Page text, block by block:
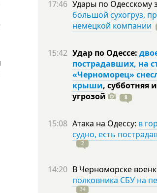
17:46 Удары по Одесскому
большой сухогруз,
немецкой компании
15:42 Удар по Одессе:
пострадавших, на
«Черноморец»
крыши, субботняя
угрозой
8
15:08 Атака на Одессу: в
судно, есть
2
14:20 В Черноморске
полковника СБУ на
34